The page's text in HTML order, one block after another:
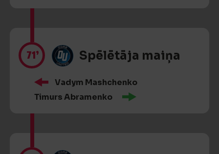
71’ Spēlētāja maiņa
Vadym Mashchenko
Timurs Abramenko